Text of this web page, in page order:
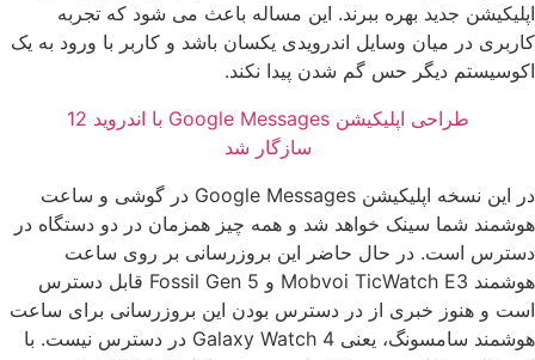
اپلیکیشن جدید بهره ببرند. این مساله باعث می شود که تجربه
کاربری در میان وسایل اندرویدی یکسان باشد و کاربر با ورود به یک
اکوسیستم دیگر حس گم شدن پیدا نکند.
طراحی اپلیکیشن Google Messages با اندروید 12
سازگار شد
در این نسخه اپلیکیشن Google Messages در گوشی و ساعت
هوشمند شما سینک خواهد شد و همه چیز همزمان در دو دستگاه در
دسترس است. در حال حاضر این بروزرسانی بر روی ساعت
هوشمند Mobvoi TicWatch E3 و Fossil Gen 5 قابل دسترس
است و هنوز خبری از در دسترس بودن این بروزرسانی برای ساعت
هوشمند سامسونگ، یعنی Galaxy Watch 4 در دسترس نیست. با